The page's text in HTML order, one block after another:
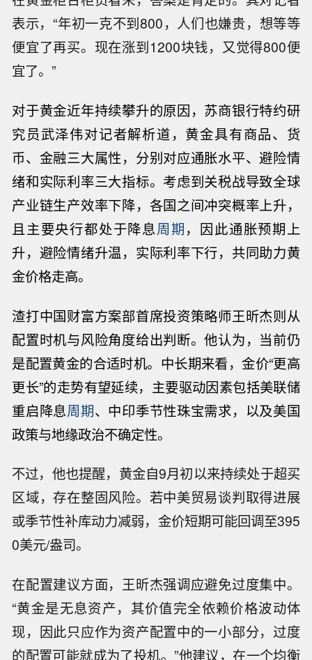
表示，“年初一克不到800，人们也嫌贵，想等等
便宜了再买。现在涨到1200块钱，又觉得800便
宜了。”
对于黄金近年持续攀升的原因，苏商银行特约研
究员武泽伟对记者解析道，黄金具有商品、货
币、金融三大属性，分别对应通胀水平、避险情
绪和实际利率三大指标。考虑到关税战导致全球
产业链生产效率下降，各国之间冲突概率上升，
且主要央行都处于降息周期，因此通胀预期上
升，避险情绪升温，实际利率下行，共同助力黄
金价格走高。
渣打中国财富方案部首席投资策略师王昕杰则从
配置时机与风险角度给出判断。他认为，当前仍
是配置黄金的合适时机。中长期来看，金价“更高
更长”的走势有望延续，主要驱动因素包括美联储
重启降息周期、中印季节性珠宝需求，以及美国
政策与地缘政治不确定性。
不过，他也提醒，黄金自9月初以来持续处于超买
区域，存在整固风险。若中美贸易谈判取得进展
或季节性补库动力减弱，金价短期可能回调至395
0美元/盎司。
在配置建议方面，王昕杰强调应避免过度集中。
“黄金是无息资产，其价值完全依赖价格波动体
现，因此只应作为资产配置中的一小部分，过度
的配置可能就成为了投机。”他建议，在一个均衡